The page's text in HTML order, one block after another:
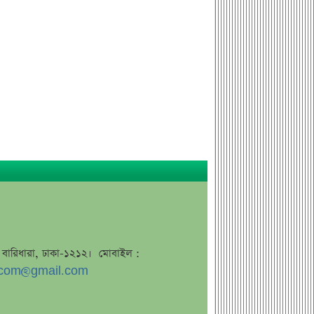
আগস্ট দর পতনের শীর্ষ ১০ শেয়ার
আগস্ট দর বৃদ্ধির শীর্ষ ১০ শেয়ার
সতর্কবার্তা
২ কোটি শেয়ার বিক্রির ঘোষণা
ঢাকা-১২১২। মোবাইল :